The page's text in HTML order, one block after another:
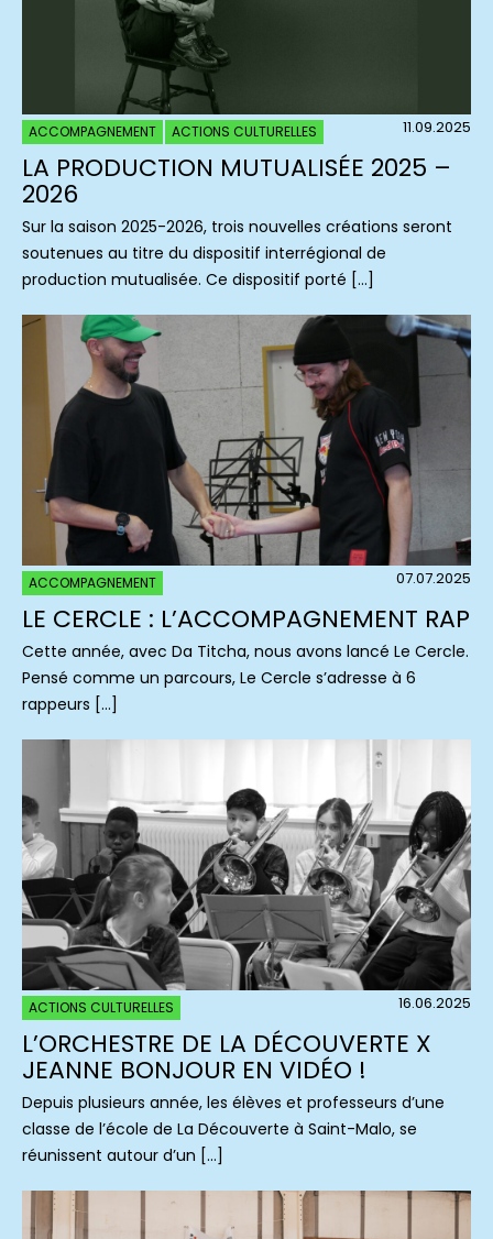
ACCOMPAGNEMENT ACTIONS CULTURELLES 11.09.2025
LA PRODUCTION MUTUALISÉE 2025 –
2026
Sur la saison 2025-2026, trois nouvelles créations seront
soutenues au titre du dispositif interrégional de
production mutualisée. Ce dispositif porté […]
ACCOMPAGNEMENT 07.07.2025
LE CERCLE : L’ACCOMPAGNEMENT RAP
Cette année, avec Da Titcha, nous avons lancé Le Cercle.
Pensé comme un parcours, Le Cercle s’adresse à 6
rappeurs […]
ACTIONS CULTURELLES 16.06.2025
L’ORCHESTRE DE LA DÉCOUVERTE X
JEANNE BONJOUR EN VIDÉO !
Depuis plusieurs année, les élèves et professeurs d’une
classe de l’école de La Découverte à Saint-Malo, se
réunissent autour d’un […]